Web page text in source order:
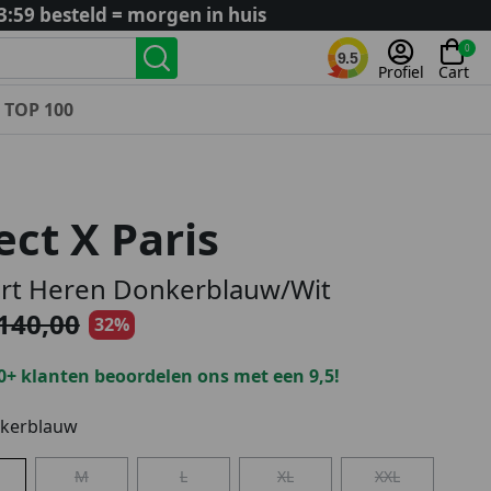
besteld = morgen in huis
9.5
Profiel
0
Cart
Algerije
Argentinië
België
Engeland
Kroatië
TOP 100
X Paris
Heren Donkerblauw/Wit
32%
klanten beoordelen ons met een 9,5!
M
L
XL
XXL